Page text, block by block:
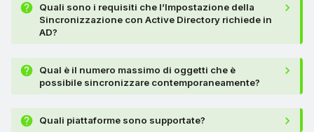
Quali sono i requisiti che l’Impostazione della
Sincronizzazione con Active Directory richiede in
AD?
Qual è il numero massimo di oggetti che è
possibile sincronizzare contemporaneamente?
Quali piattaforme sono supportate?